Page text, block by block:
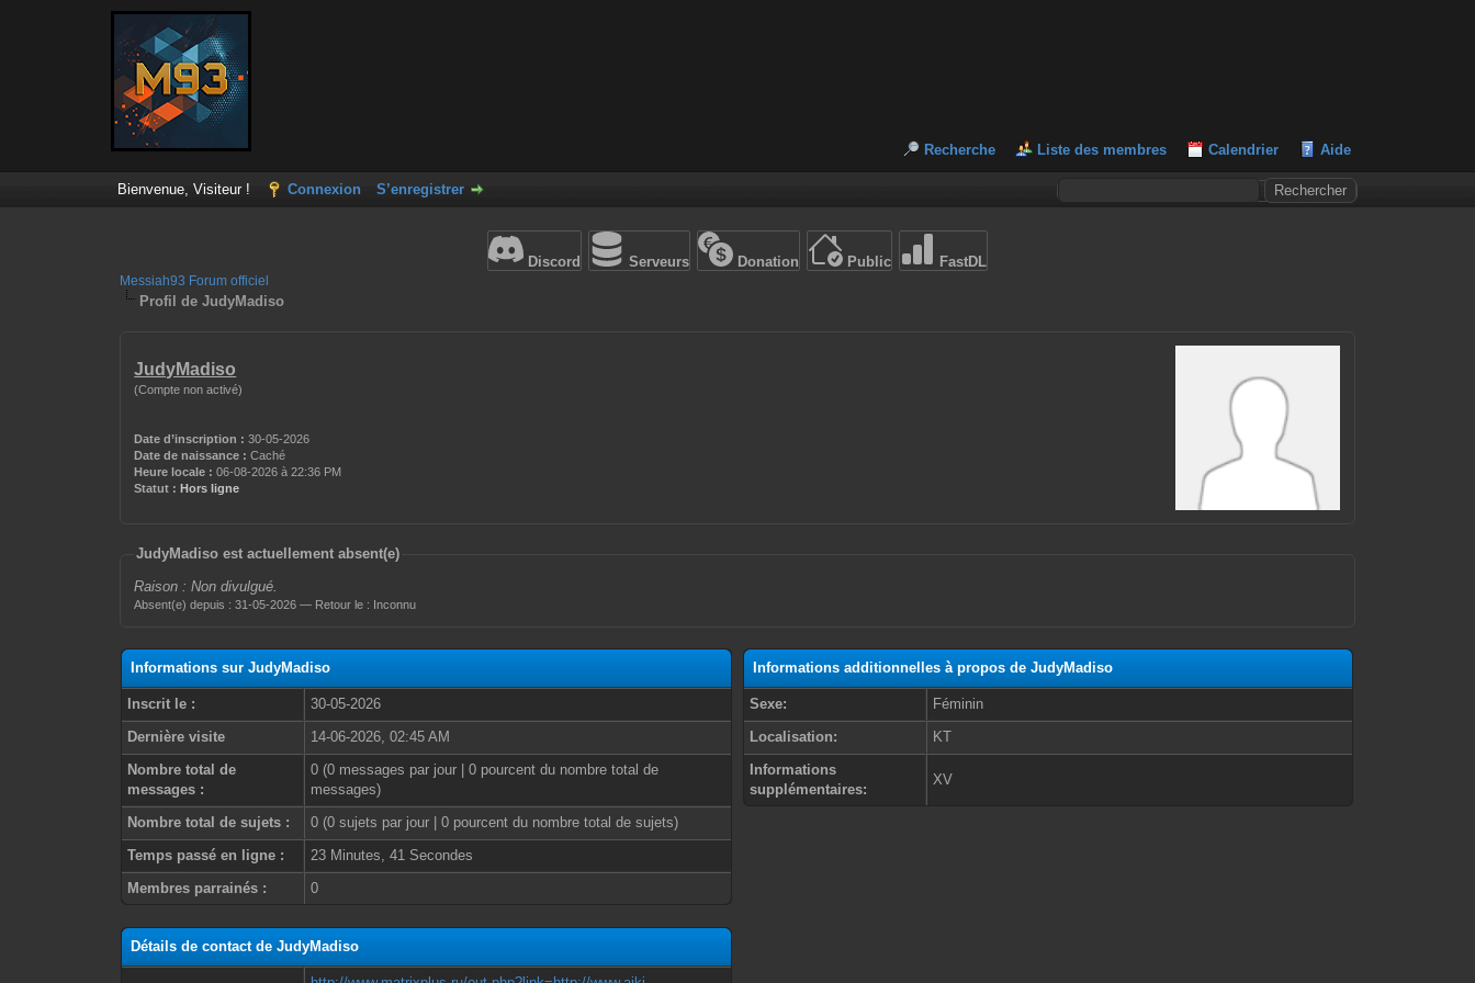
Recherche Liste des membres Calendrier Aide
Bienvenue, Visiteur ! Connexion S’enregistrer
Discord Serveurs Donation Public FastDL
Messiah93 Forum officiel
Profil de JudyMadiso
JudyMadiso
(Compte non activé)
Date d’inscription : 30-05-2026
Date de naissance : Caché
Heure locale : 06-08-2026 à 22:36 PM
Statut : Hors ligne
JudyMadiso est actuellement absent(e)
Raison : Non divulgué.
Absent(e) depuis : 31-05-2026 — Retour le : Inconnu
Informations sur JudyMadiso
Inscrit le :
30-05-2026
Dernière visite
14-06-2026, 02:45 AM
Nombre total de
messages :
0 (0 messages par jour | 0 pourcent du nombre total de
messages)
Nombre total de sujets :
0 (0 sujets par jour | 0 pourcent du nombre total de sujets)
Temps passé en ligne :
23 Minutes, 41 Secondes
Membres parrainés :
0
Détails de contact de JudyMadiso
Informations additionnelles à propos de JudyMadiso
Sexe:
Féminin
Localisation:
KT
Informations
supplémentaires:
XV